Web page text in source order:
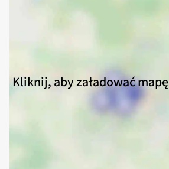
Kliknij, aby załadować mapę